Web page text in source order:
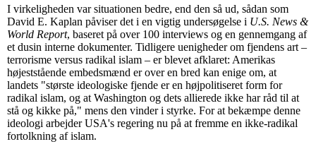
I virkeligheden var situationen bedre, end den så ud, sådan som
David E. Kaplan påviser det i en vigtig undersøgelse i U.S. News &
World Report, baseret på over 100 interviews og en gennemgang af
et dusin interne dokumenter. Tidligere uenigheder om fjendens art –
terrorisme versus radikal islam – er blevet afklaret: Amerikas
højeststående embedsmænd er over en bred kan enige om, at
landets "største ideologiske fjende er en højpolitiseret form for
radikal islam, og at Washington og dets allierede ikke har råd til at
stå og kikke på," mens den vinder i styrke. For at bekæmpe denne
ideologi arbejder USA's regering nu på at fremme en ikke-radikal
fortolkning af islam.